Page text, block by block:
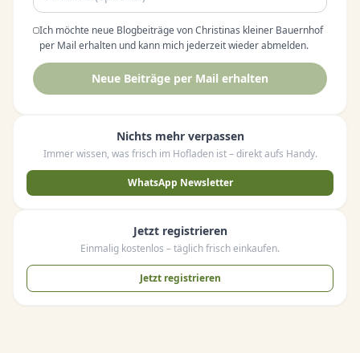
Ich möchte neue Blogbeiträge von Christinas kleiner Bauernhof
per Mail erhalten und kann mich jederzeit wieder abmelden.
Neue Beiträge per Mail erhalten
Nichts mehr verpassen
Immer wissen, was frisch im Hofladen ist – direkt aufs Handy.
WhatsApp Newsletter
Jetzt registrieren
Einmalig kostenlos – täglich frisch einkaufen.
Jetzt registrieren